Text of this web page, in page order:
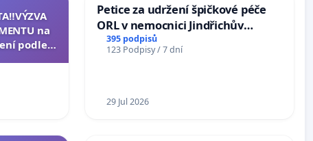
na
podle §
ústavní
Petice za udržení špičkové péče
ORL v nemocnici Jindřichův
Hradec
395 podpisů
123 Podpisy / 7 dní
29 Jul 2026